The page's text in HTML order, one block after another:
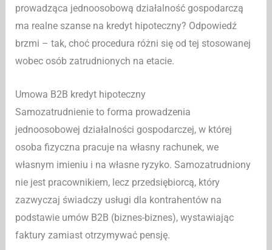
prowadząca jednoosobową działalność gospodarczą
ma realne szanse na kredyt hipoteczny? Odpowiedź
brzmi – tak, choć procedura różni się od tej stosowanej
wobec osób zatrudnionych na etacie.
Umowa B2B kredyt hipoteczny
Samozatrudnienie to forma prowadzenia
jednoosobowej działalności gospodarczej, w której
osoba fizyczna pracuje na własny rachunek, we
własnym imieniu i na własne ryzyko. Samozatrudniony
nie jest pracownikiem, lecz przedsiębiorcą, który
zazwyczaj świadczy usługi dla kontrahentów na
podstawie umów B2B (biznes-biznes), wystawiając
faktury zamiast otrzymywać pensję.